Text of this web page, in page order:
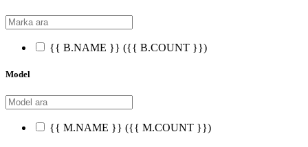
{{ B.NAME }} ({{ B.COUNT }})
Model
{{ M.NAME }} ({{ M.COUNT }})